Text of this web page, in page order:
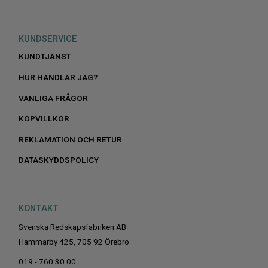
KUNDSERVICE
KUNDTJÄNST
HUR HANDLAR JAG?
VANLIGA FRÅGOR
KÖPVILLKOR
REKLAMATION OCH RETUR
DATASKYDDSPOLICY
KONTAKT
Svenska Redskapsfabriken AB
Hammarby 425, 705 92 Örebro
019 - 760 30 00